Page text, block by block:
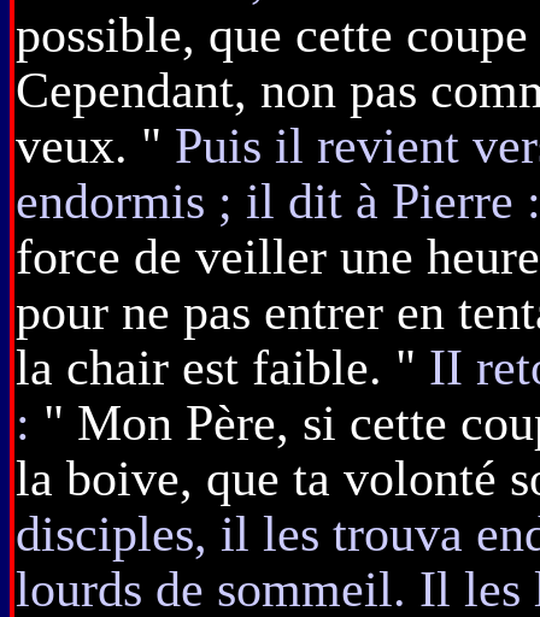
possible, que cette
Cependant, non pas
veux. " Puis il revient
endormis ; il dit à Pierre
force de veiller une
pour ne pas entrer en
la chair est faible. " II
: " Mon Père, si cette
la boive, que ta volonté
disciples, il les trouva
lourds de sommeil. Il les